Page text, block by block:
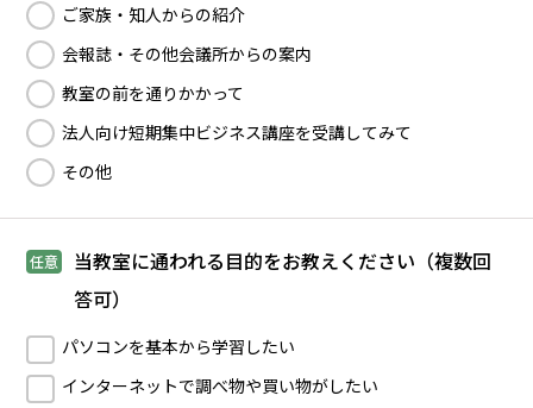
ご家族・知人からの紹介
会報誌・その他会議所からの案内
教室の前を通りかかって
法人向け短期集中ビジネス講座を受講してみて
その他
任意
当教室に通われる目的をお教えください（複数回
答可）
パソコンを基本から学習したい
インターネットで調べ物や買い物がしたい